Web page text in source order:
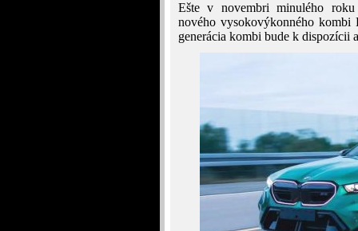
Ešte v novembri minulého
nového vysokovýkonného
generácia kombi bude k dispozícii